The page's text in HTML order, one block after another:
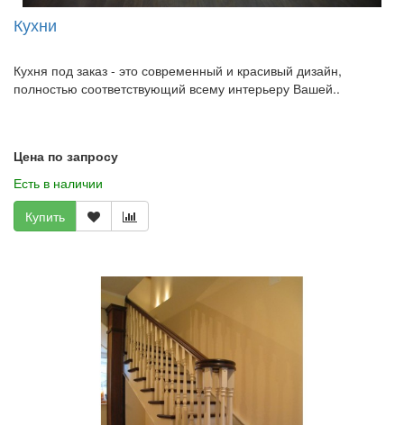
Кухни
Кухня под заказ - это современный и красивый дизайн,
полностью соответствующий всему интерьеру Вашей..
Цена по запросу
Есть в наличии
Купить